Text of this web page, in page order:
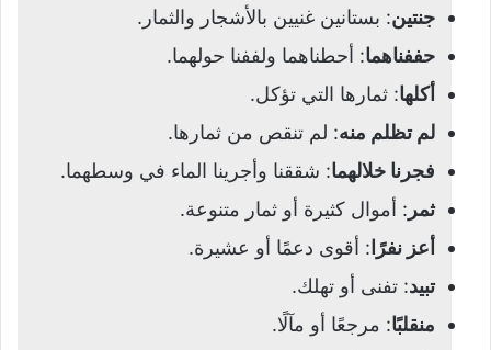
جنتين: بستانين غنيين بالأشجار والثمار.
حففناهما: أحطناهما ولففنا حولهما.
أكلها: ثمارها التي تؤكل.
لم تظلم منه: لم تنقص من ثمارها.
فجرنا خلالهما: شققنا وأجرينا الماء في وسطهما.
ثمر : أموال كثيرة أو ثمار متنوعة.
أعز نفرًا : أقوى دعمًا أو عشيرة.
تبيد: تفنى أو تهلك.
منقلبًا: مرجعًا أو مآلًا.